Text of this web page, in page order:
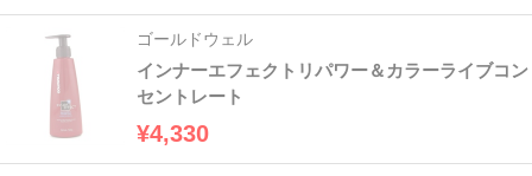
ゴールドウェル
インナーエフェクトリパワー＆カラーライブコン
セントレート
¥4,330